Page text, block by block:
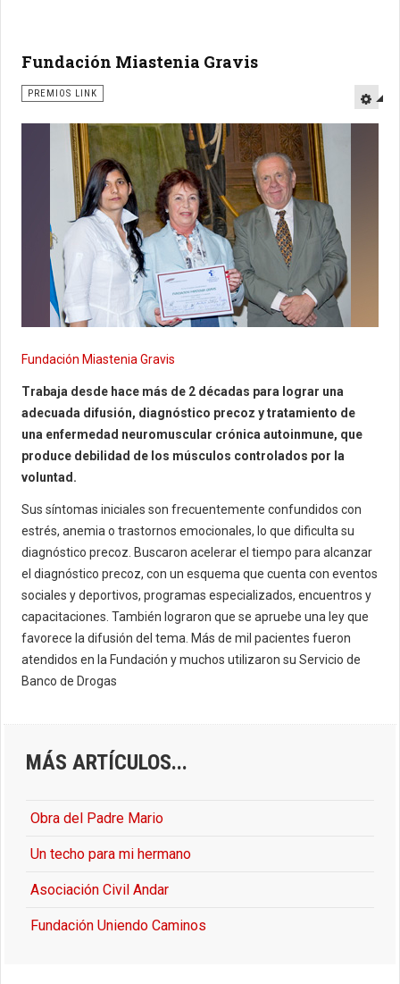
Fundación Miastenia Gravis
PREMIOS LINK
Fundación Miastenia Gravis
Trabaja desde hace más de 2 décadas para lograr una
adecuada difusión, diagnóstico precoz y tratamiento de
una enfermedad neuromuscular crónica autoinmune, que
produce debilidad de los músculos controlados por la
voluntad.
Sus síntomas iniciales son frecuentemente confundidos con
estrés, anemia o trastornos emocionales, lo que dificulta su
diagnóstico precoz. Buscaron acelerar el tiempo para alcanzar
el diagnóstico precoz, con un esquema que cuenta con eventos
sociales y deportivos, programas especializados, encuentros y
capacitaciones. También lograron que se apruebe una ley que
favorece la difusión del tema. Más de mil pacientes fueron
atendidos en la Fundación y muchos utilizaron su Servicio de
Banco de Drogas
MÁS ARTÍCULOS...
Obra del Padre Mario
Un techo para mi hermano
Asociación Civil Andar
Fundación Uniendo Caminos